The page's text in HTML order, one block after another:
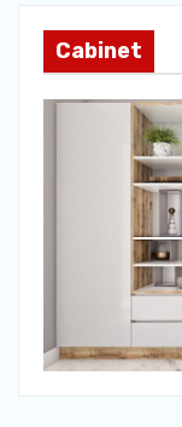
Cabinet